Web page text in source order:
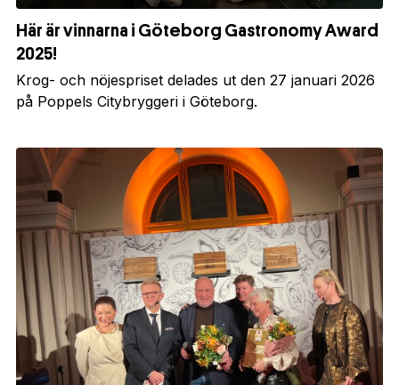
Här är vinnarna i Göteborg Gastronomy Award
2025!
Krog- och nöjespriset delades ut den 27 januari 2026
på Poppels Citybryggeri i Göteborg.